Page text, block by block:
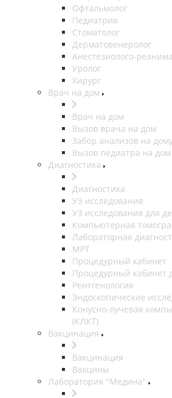
Офтальмолог
Педиатрия
Стоматолог
Дерматовенеролог
Анестезиолого-
Уролог
Хирург
Врач на дом
Врач на дом
Вызов врача на дом
Забор анализов на
Вызов педиатра на дом
Диагностика
Диагностика
УЗ исследования
УЗ исследования для
Компьютерная
Лабораторная
МРТ
Процедурный кабинет
Процедурный кабинет
Рентгенология
Эндоскопические
Конусно-лучевая
(КЛКТ)
Вакцинация
Вакцинация
Вакцины
Лаборатория "Медина"